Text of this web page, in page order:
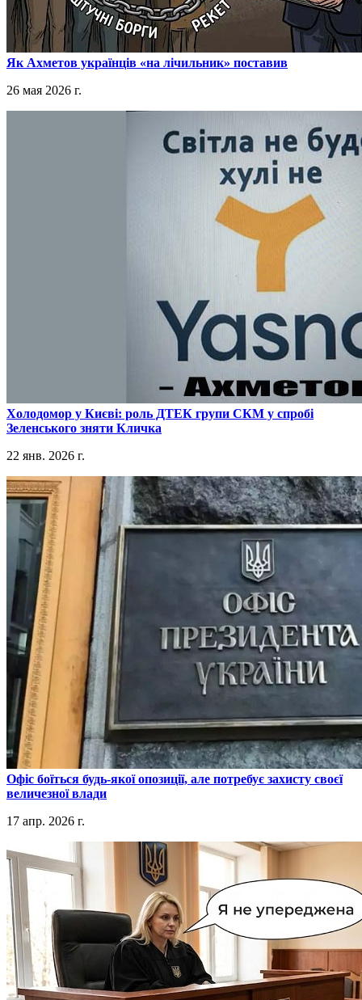
​Як Ахметов українців «на лічильник» поставив
26 мая 2026 г.
​Холодомор у Києві: роль ДТЕК групи СКМ у спробі
Зеленського зняти Кличка
22 янв. 2026 г.
​Офіс боїться будь-якої опозиції, але потребує захисту своєї
величезної влади
17 апр. 2026 г.